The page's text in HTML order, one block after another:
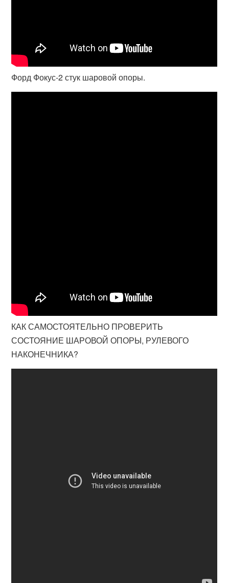
Форд Фокус-2 стук шаровой опоры.
КАК САМОСТОЯТЕЛЬНО ПРОВЕРИТЬ
СОСТОЯНИЕ ШАРОВОЙ ОПОРЫ, РУЛЕВОГО
НАКОНЕЧНИКА?